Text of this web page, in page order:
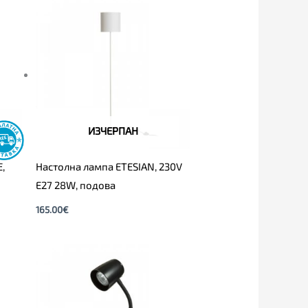
ИЗЧЕРПАН
Настолна лампа ETESIAN, 230V
E27 28W, подова
165.00€